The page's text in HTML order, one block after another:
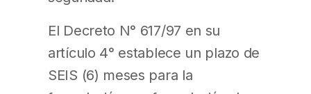
El Decreto N° 617/97 en su
artículo 4° establece un plazo de
SEIS (6) meses para la